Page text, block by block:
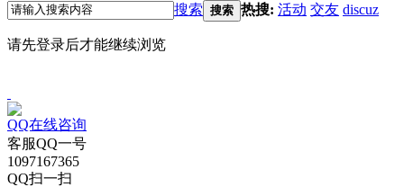
搜索 搜索 热搜: 活动 交友 discuz
请先登录后才能继续浏览
QQ在线咨询
客服QQ一号
1097167365
QQ扫一扫